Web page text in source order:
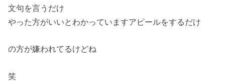
文句を言うだけ
やった方がいいとわかっていますアピールをするだけ
の方が嫌われてるけどね
笑